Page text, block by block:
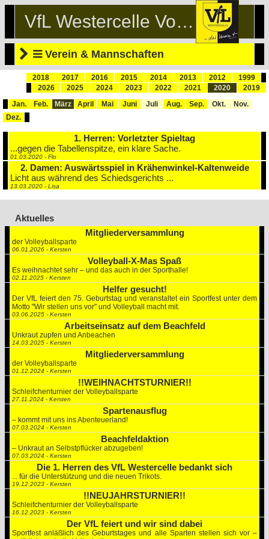
VfL Westercelle Volleyball
Verein & Mannschaften
1999
2012
2013
2014
2015
2016
2017
2018
2019
2020
2021
2022
2023
2024
2025
2026
Jan.
Feb. März April Mai Juni Juli Aug. Sep. Okt.
Nov.
Dez.
1. Herren: Vorletzter Spieltag
...gegen die Tabellenspitze, ein klare Sache.
01.03.2020 - Flo
2. Damen: Auswärtsspiel in Krähenwinkel-Kaltenweide
Licht aus während des Schiedsgerichts ...
13.03.2020 - Lisa
Aktuelles
Mitgliederversammlung
der Volleyballsparte
06.01.2026 - Kersten
Volleyball-X-Mas Spaß
Es weihnachtet sehr – und das auch in der Sporthalle!
02.11.2025 - Kersten
Helfer gesucht!
Der VfL feiert den 75. Geburtstag und veranstaltet ein Sportfest unter dem
Motto "Wir stellen uns vor" und Volleyball macht mit.
03.06.2025 - Kersten
Arbeitseinsatz auf dem Beachfeld
Unkraut zupfen und Anbeachen
14.03.2025 - Kersten
Mitgliederversammlung
der Volleyballsparte
01.12.2024 - Kersten
!!WEIHNACHTSTURNIER!!
Schleifchenturnier der Volleyballsparte
27.11.2024 - Kersten
Spartenausflug
– kommt mit uns ins Abenteuerland!
07.03.2024 - Kersten
Beachfeldaktion
– Unkraut an Selbstpflücker abzugeben!
07.03.2024 - Kersten
Die 1. Herren des VfL Westercelle bedankt sich
... für die Unterstützung und die neuen Trikots.
19.12.2023 - Kersten
!!NEUJAHRSTURNIER!!
Schleifchenturnier der Volleyballsparte
16.12.2023 - Kersten
Der VfL feiert und wir sind dabei
Sportfest anläßlich des Geburtstages und alle Sparten stellen sich vor –